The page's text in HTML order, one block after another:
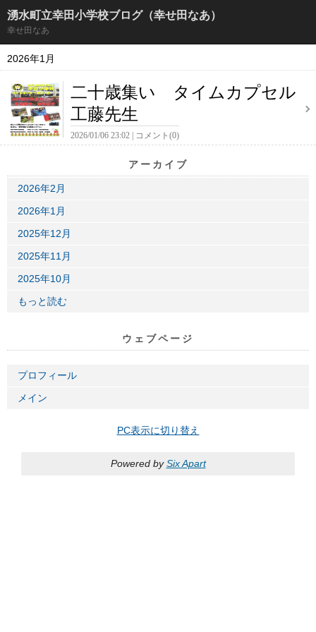
湧水町立幸田小学校ブログ（幸せ田なあ）
幸せ田なあ
2026年1月
二十歳集い タイムカプセル
工藤先生
2026/01/06 23:02 コメント(0)
アーカイブ
2026年2月
2026年1月
2025年12月
2025年11月
2025年10月
もっと読む
ウェブページ
プロフィール
メイン
PC表示に切り替え
Powered bySix Apart